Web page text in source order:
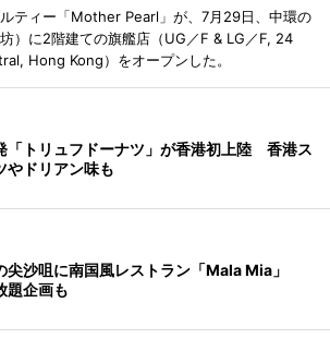
ティー「Mother Pearl」が、7月29日、中環の
）に2階建ての旗艦店（UG／F & LG／F, 24
Hong Kong）をオープンした。
「トリュフドーナツ」が香港初上陸 香港ス
やドリアン味も
尖沙咀に南国風レストラン「Mala Mia」
題企画も